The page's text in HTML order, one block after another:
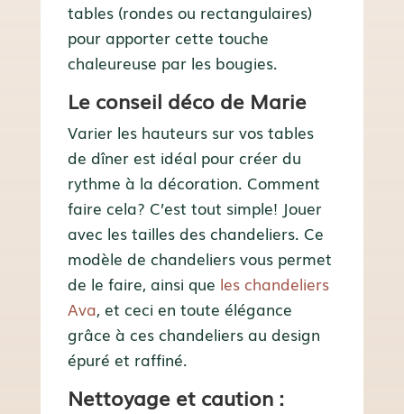
tables (rondes ou rectangulaires)
pour apporter cette touche
chaleureuse par les bougies.
Le conseil déco de Marie
Varier les hauteurs sur vos tables
de dîner est idéal pour créer du
rythme à la décoration. Comment
faire cela? C’est tout simple! Jouer
avec les tailles des chandeliers. Ce
modèle de chandeliers vous permet
de le faire, ainsi que les chandeliers
Ava, et ceci en toute élégance
grâce à ces chandeliers au design
épuré et raffiné.
Nettoyage et caution :